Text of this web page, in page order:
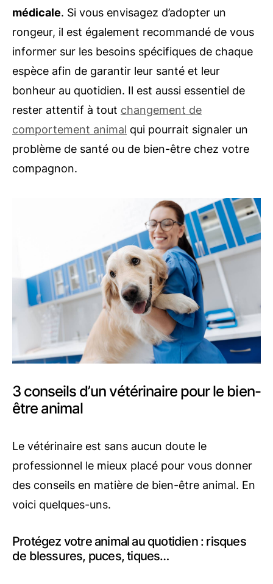
médicale. Si vous envisagez d’adopter un
rongeur, il est également recommandé de vous
informer sur les besoins spécifiques de chaque
espèce afin de garantir leur santé et leur
bonheur au quotidien. Il est aussi essentiel de
rester attentif à tout changement de
comportement animal qui pourrait signaler un
problème de santé ou de bien-être chez votre
compagnon.
3 conseils d’un vétérinaire pour le bien-
être animal
Le vétérinaire est sans aucun doute le
professionnel le mieux placé pour vous donner
des conseils en matière de bien-être animal. En
voici quelques-uns.
Protégez votre animal au quotidien : risques
de blessures, puces, tiques…